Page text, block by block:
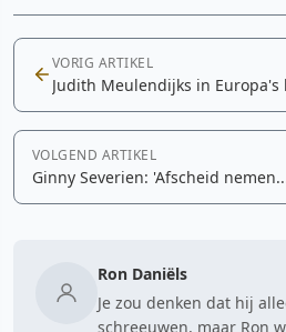
VORIG ARTIKEL
Judith Meulendijks in
VOLGEND ARTIKEL
Ginny Severien: 'Afscheid
Ron Daniëls
Je zou denken dat hij
schreeuwen, maar Ron